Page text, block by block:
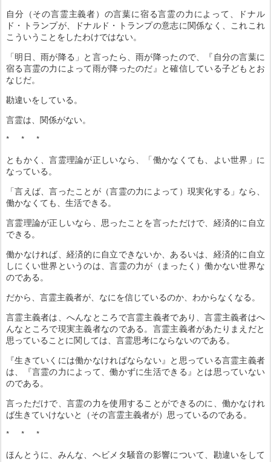
自分（その言霊主義者）の言葉に宿る言霊の力によって、ドナル
ド・トランプが、ドナルド・トランプの意志に関係なく、これこれ
こういうことをしたわけではない。
「明日、雨が降る」と言ったら、雨が降ったので、『自分の言葉に
宿る言霊の力によって雨が降ったのだ』と確信している子どもとお
なじだ。
勘違いをしている。
言霊は、関係がない。
* * *
ともかく、言霊理論が正しいなら、「働かなくても、よい世界」に
なっている。
「言えば、言ったことが（言霊の力によって）現実化する」なら、
働かなくても、生活できる。
言霊理論が正しいなら、思ったことを言っただけで、経済的に自立
できる。
働かなければ、経済的に自立できないか、あるいは、経済的に自立
しにくい世界というのは、言霊の力が（まったく）働かない世界な
のである。
だから、言霊主義者が、なにを信じているのか、わからなくなる。
言霊主義者は、へんなところで言霊主義者であり、言霊主義者はへ
んなところで現実主義者なのである。言霊主義者があたりまえだと
思っていることに関しては、言霊思考にならないのである。
『生きていくには働かなければならない』と思っている言霊主義者
は、『言霊の力によって、働かずに生活できる』とは思っていない
のである。
言っただけで、言霊の力を使用することができるのに、働かなけれ
ば生きていけないと（その言霊主義者が）思っているのである。
* * *
ほんとうに、みんな、ヘビメタ騒音の影響について、勘違いをして